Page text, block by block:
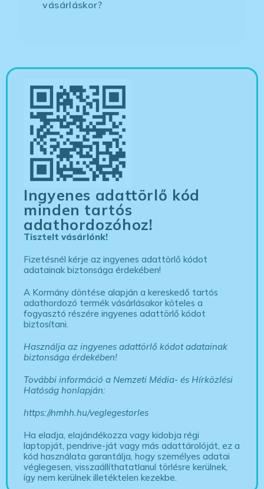
vásárláskor?
Ingyenes adattörlő kód
minden tartós
adathordozóhoz!
Tisztelt vásárlónk!
Fizetésnél kérje az ingyenes adattörlő kódot
adatainak biztonsága érdekében!
A Kormány döntése alapján a kereskedő tartós
adathordozó termék vásárlásakor köteles a
fogyasztó részére ingyenes adattörlő kódot
biztosítani.
Használja az ingyenes adattörlő kódot adatainak
biztonsága érdekében!
További információ a Nemzeti Média- és Hírközlési
Hatóság honlapján:
https://nmhh.hu/veglegestorles
Ha eladja, elajándékozza vagy kidobja régi
laptopját, pendrive-ját vagy más adattárolóját, ez a
kód használata garantálja, hogy személyes adatai
véglegesen, visszaállíthatatlanul törlésre kerülnek,
így nem kerülnek illetéktelen kezekbe.